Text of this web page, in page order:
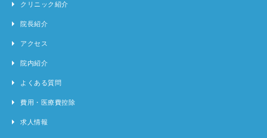
クリニック紹介
院長紹介
アクセス
院内紹介
よくある質問
費用・医療費控除
求人情報